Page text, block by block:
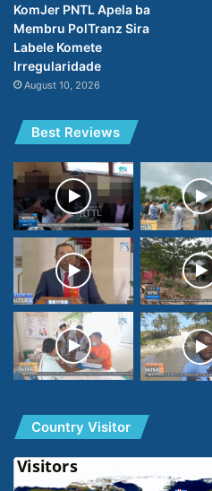
KomJer PNTL Apela ba
Membru PolTranz Sira
Labele Komete
Irregularidade
August 10, 2026
Best Reviews
Country Visitor